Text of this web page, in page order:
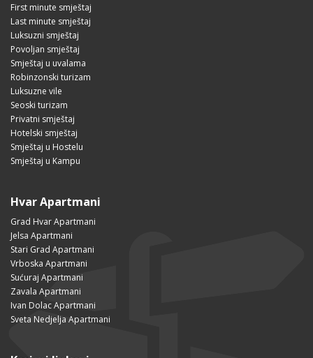
First minute smještaj
Last minute smještaj
Luksuzni smještaj
Povoljan smještaj
Smještaj u uvalama
Robinzonski turizam
Luksuzne vile
Seoski turizam
Privatni smještaj
Hotelski smještaj
Smještaj u Hostelu
Smještaj u Kampu
Hvar Apartmani
Grad Hvar Apartmani
Jelsa Apartmani
Stari Grad Apartmani
Vrboska Apartmani
Sućuraj Apartmani
Zavala Apartmani
Ivan Dolac Apartmani
Sveta Nedjelja Apartmani